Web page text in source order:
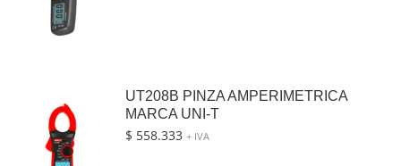
UT208B PINZA AMPERIMETRICA
MARCA UNI-T
$ 558.333 + IVA